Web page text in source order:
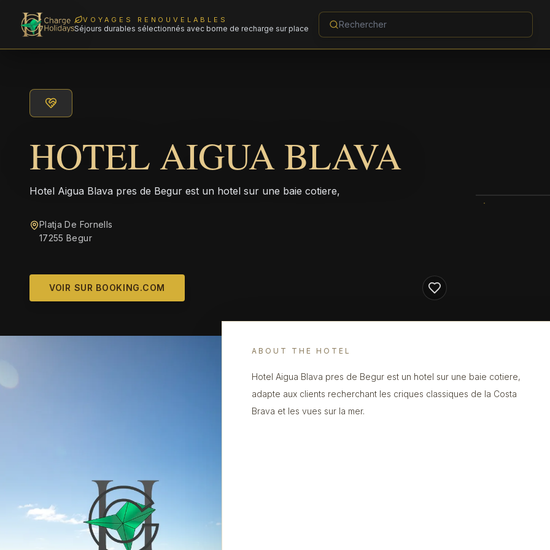
VOYAGES RENOUVELABLES
Séjours durables sélectionnés avec borne de recharge sur place
HOTEL AIGUA BLAVA
Hotel Aigua Blava pres de Begur est un hotel sur une baie cotiere,
Platja De Fornells
17255 Begur
VOIR SUR BOOKING.COM
ABOUT THE HOTEL
Hotel Aigua Blava pres de Begur est un hotel sur une baie cotiere,
adapte aux clients recherchant les criques classiques de la Costa
Brava et les vues sur la mer.